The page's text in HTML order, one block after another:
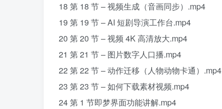
18 第 18 节 – 视频生成（音画同步）.mp4
19 第 19 节 – AI 短剧导演工作台.mp4
20 第 20 节 – 视频 4K 高清放大.mp4
21 第 21 节 – 图片数字人口播.mp4
22 第 22 节 – 动作迁移（人物动物卡通）.mp4
23 第 23 节 – 如何下载素材视频.mp4
24 第 1 节即梦界面功能讲解.mp4